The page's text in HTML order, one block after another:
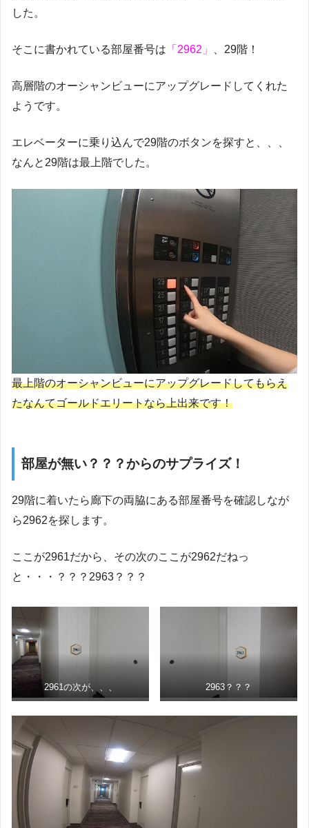
した。
そこに書かれている部屋番号は 「2962」 、29階！
高層階のオーシャンビューにアップグレードしてくれた
ようです。
エレベーターに乗り込んで29階のボタンを探すと、、、
なんと29階は最上階でした。
最上階のオーシャンビューにアップグレードしてもらえ
たなんてゴールドエリートなら上出来です！
部屋が無い？？？からのサプライズ！
29階に着いたら廊下の両脇にある部屋番号を確認しなが
ら2962を探します。
ここが2961だから、その次のここが2962だねっ
と・・・？？？2963？？？
2961の次が、、、 2963？？？